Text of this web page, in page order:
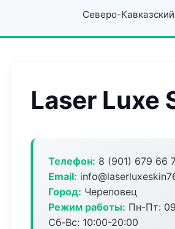
Северо-
Laser Luxe
Телефон: 8 (901) 679 66
Email:
Город: Череповец
Режим работы: Пн-Пт:
Сб-Вс: 10:00-20:00